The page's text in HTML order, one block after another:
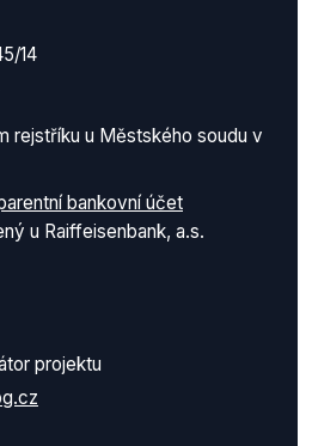
14
rejstříku u Městského soudu v
bankovní účet
u Raiffeisenbank, a.s.
projektu